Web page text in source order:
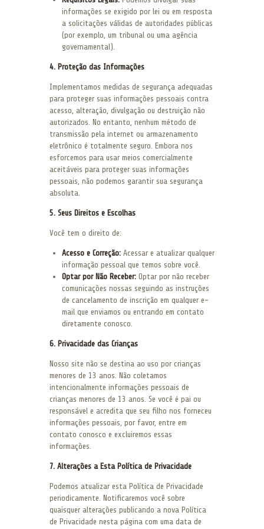
informações se exigido por lei ou em resposta
a solicitações válidas de autoridades públicas
(por exemplo, um tribunal ou uma agência
governamental).
4. Proteção das Informações
Implementamos medidas de segurança adequadas
para proteger suas informações pessoais contra
acesso, alteração, divulgação ou destruição não
autorizados. No entanto, nenhum método de
transmissão pela internet ou armazenamento
eletrônico é totalmente seguro. Embora nos
esforcemos para usar meios comercialmente
aceitáveis para proteger suas informações
pessoais, não podemos garantir sua segurança
absoluta.
5. Seus Direitos e Escolhas
Você tem o direito de:
Acesso e Correção: Acessar e atualizar qualquer
informação pessoal que temos sobre você.
Optar por Não Receber: Optar por não receber
comunicações nossas seguindo as instruções
de cancelamento de inscrição em qualquer e-
mail que enviamos ou entrando em contato
diretamente conosco.
6. Privacidade das Crianças
Nosso site não se destina ao uso por crianças
menores de 13 anos. Não coletamos
intencionalmente informações pessoais de
crianças menores de 13 anos. Se você é pai ou
responsável e acredita que seu filho nos forneceu
informações pessoais, por favor, entre em
contato conosco e excluiremos essas
informações.
7. Alterações a Esta Política de Privacidade
Podemos atualizar esta Política de Privacidade
periodicamente. Notificaremos você sobre
quaisquer alterações publicando a nova Política
de Privacidade nesta página com uma data de